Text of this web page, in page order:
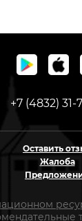
+7 (4832) 31-
Оставить
Жалоба